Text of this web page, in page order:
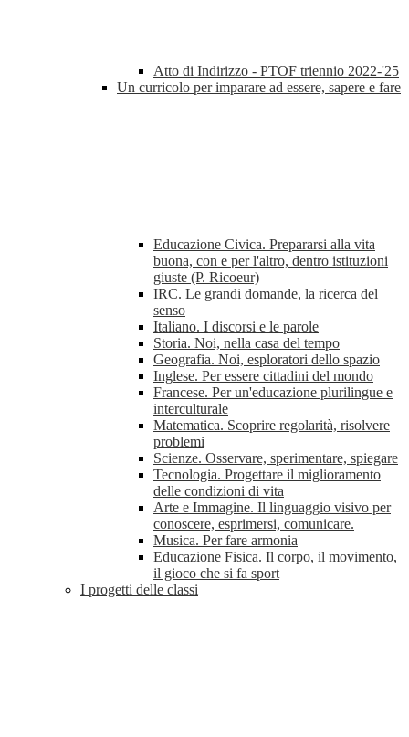
Atto di Indirizzo - PTOF triennio 2022-'25
Un curricolo per imparare ad essere, sapere e fare
Educazione Civica. Prepararsi alla vita
buona, con e per l'altro, dentro istituzioni
giuste (P. Ricoeur)
IRC. Le grandi domande, la ricerca del
senso
Italiano. I discorsi e le parole
Storia. Noi, nella casa del tempo
Geografia. Noi, esploratori dello spazio
Inglese. Per essere cittadini del mondo
Francese. Per un'educazione plurilingue e
interculturale
Matematica. Scoprire regolarità, risolvere
problemi
Scienze. Osservare, sperimentare, spiegare
Tecnologia. Progettare il miglioramento
delle condizioni di vita
Arte e Immagine. Il linguaggio visivo per
conoscere, esprimersi, comunicare.
Musica. Per fare armonia
Educazione Fisica. Il corpo, il movimento,
il gioco che si fa sport
I progetti delle classi